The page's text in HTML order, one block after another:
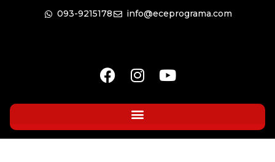
093-9215178 info@eceprograma.com